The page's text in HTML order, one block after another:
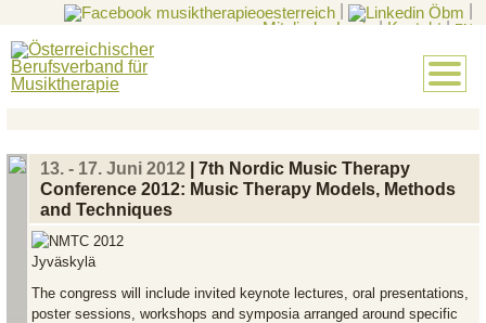
Mitglieder-Login
| Kontakt | EN
13. - 17. Juni 2012 | 7th Nordic Music Therapy
Conference 2012: Music Therapy Models, Methods
and Techniques
The congress will include invited keynote lectures, oral presentations,
poster sessions, workshops and symposia arranged around specific